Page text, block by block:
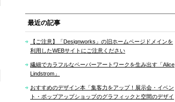
最近の記事
【ご注意】「Designworks」の旧ホームページドメインを
利用したWEBサイトにご注意ください
繊細でカラフルなペーパーアートワークを生み出す「Alice
Lindstrom」
おすすめのデザイン本「集客力をアップ！展示会・イベン
ト・ポップアップショップのグラフィックと空間のデザイ